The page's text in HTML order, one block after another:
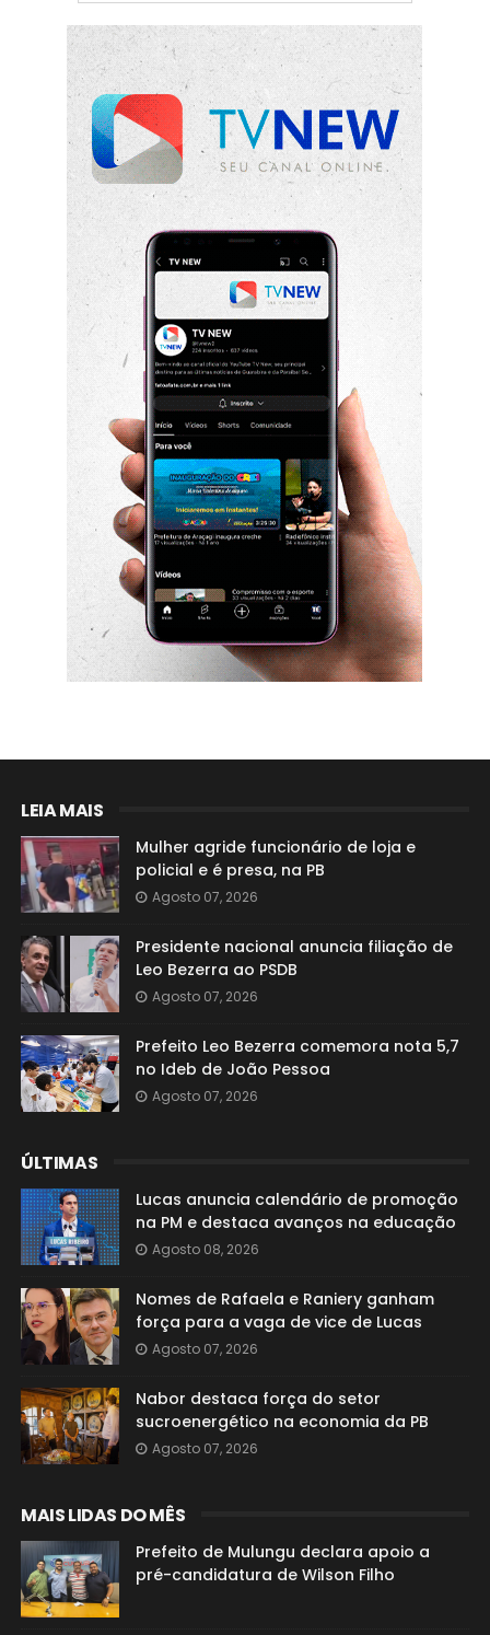
LEIA MAIS
Mulher agride funcionário de loja e
policial e é presa, na PB
Agosto 07, 2026
Presidente nacional anuncia filiação de
Leo Bezerra ao PSDB
Agosto 07, 2026
Prefeito Leo Bezerra comemora nota 5,7
no Ideb de João Pessoa
Agosto 07, 2026
ÚLTIMAS
Lucas anuncia calendário de promoção
na PM e destaca avanços na educação
Agosto 08, 2026
Nomes de Rafaela e Raniery ganham
força para a vaga de vice de Lucas
Agosto 07, 2026
Nabor destaca força do setor
sucroenergético na economia da PB
Agosto 07, 2026
MAIS LIDAS DO MÊS
Prefeito de Mulungu declara apoio a
pré-candidatura de Wilson Filho